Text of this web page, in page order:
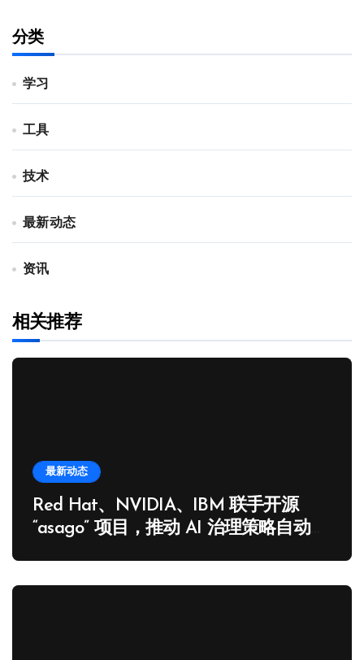
分类
学习
工具
技术
最新动态
资讯
相关推荐
最新动态
Red Hat、NVIDIA、IBM 联手开源
“asago” 项目，推动 AI 治理策略自动化